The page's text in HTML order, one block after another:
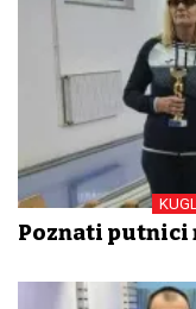
Poznati putnici